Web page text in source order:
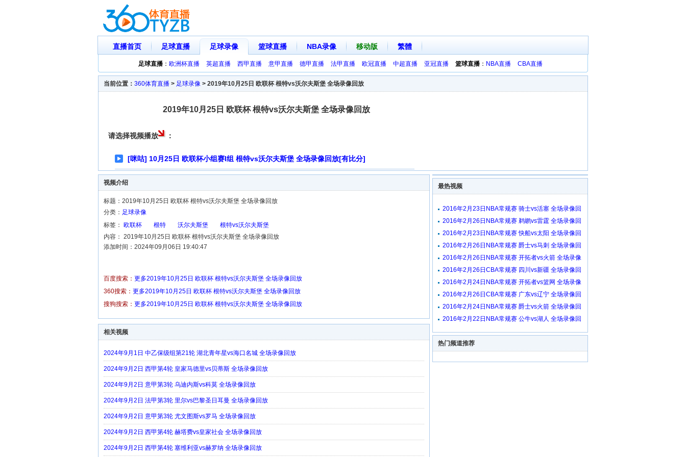
直播首页 足球直播 足球录像 篮球直播 NBA录像 移动版 繁體
足球直播 ： 欧洲杯直播 英超直播 西甲直播 意甲直播 德甲直播 法甲直播 欧冠直播 中超直播 亚冠直播 篮球直播 ： NBA直播 CBA直播
当前位置： 360体育直播 > 足球录像 > 2019年10月25日 欧联杯 根特vs沃尔夫斯堡 全场录像回放
2019年10月25日 欧联杯 根特vs沃尔夫斯堡 全场录像回放
请选择视频播放 ：
[咪咕] 10月25日 欧联杯小组赛I组 根特vs沃尔夫斯堡 全场录像回放[有比分]
视频介绍
标题：2019年10月25日 欧联杯 根特vs沃尔夫斯堡 全场录像回放
分类： 足球录像
标签： 欧联杯 根特 沃尔夫斯堡
根特vs沃尔夫斯堡
内容： 2019年10月25日 欧联杯 根特vs沃尔夫斯堡 全场录像回放
添加时间：2024年09月06日 19:40:47
百度搜索： 更多2019年10月25日 欧联杯 根特vs沃尔夫斯堡 全场录像回放
360搜索： 更多2019年10月25日 欧联杯 根特vs沃尔夫斯堡 全场录像回放
搜狗搜索： 更多2019年10月25日 欧联杯 根特vs沃尔夫斯堡 全场录像回放
相关视频
2024年9月1日 中乙保级组第21轮 湖北青年星vs海口名城 全场录像回放
2024年9月2日 西甲第4轮 皇家马德里vs贝蒂斯 全场录像回放
2024年9月2日 意甲第3轮 乌迪内斯vs科莫 全场录像回放
2024年9月2日 法甲第3轮 里尔vs巴黎圣日耳曼 全场录像回放
2024年9月2日 意甲第3轮 尤文图斯vs罗马 全场录像回放
2024年9月2日 西甲第4轮 赫塔费vs皇家社会 全场录像回放
2024年9月2日 西甲第4轮 塞维利亚vs赫罗纳 全场录像回放
最热视频
2016年2月23日NBA常规赛 骑士vs活塞 全场录像回
放
2016年2月26日NBA常规赛 鹈鹕vs雷霆 全场录像回
放
2016年2月23日NBA常规赛 快船vs太阳 全场录像回
放
2016年2月26日NBA常规赛 爵士vs马刺 全场录像回
放
2016年2月26日NBA常规赛 开拓者vs火箭 全场录像
回放
2016年2月26日CBA常规赛 四川vs新疆 全场录像回
放
2016年2月24日NBA常规赛 开拓者vs篮网 全场录像
回放
2016年2月26日CBA常规赛 广东vs辽宁 全场录像回
放
2016年2月24日NBA常规赛 爵士vs火箭 全场录像回
放
2016年2月22日NBA常规赛 公牛vs湖人 全场录像回
热门频道推荐